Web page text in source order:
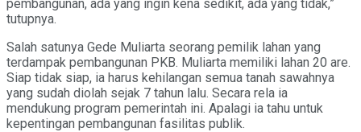
pembangunan, ada yang ingin kena sedikit, ada yang tidak,”
tutupnya.
Salah satunya Gede Muliarta seorang pemilik lahan yang
terdampak pembangunan PKB. Muliarta memiliki lahan 20 are.
Siap tidak siap, ia harus kehilangan semua tanah sawahnya
yang sudah diolah sejak 7 tahun lalu. Secara rela ia
mendukung program pemerintah ini. Apalagi ia tahu untuk
kepentingan pembangunan fasilitas publik.